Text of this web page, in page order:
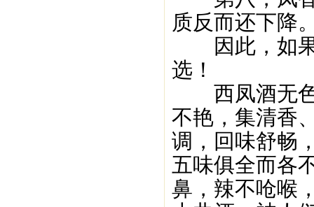
质反而还下降
因此，如果
选！
西凤酒无色
不艳，集清香
调，回味舒畅
五味俱全而各
鼻，辣不呛喉